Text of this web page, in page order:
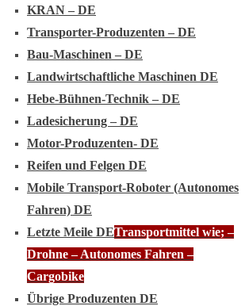
KRAN – DE
Transporter-Produzenten – DE
Bau-Maschinen – DE
Landwirtschaftliche Maschinen DE
Hebe-Bühnen-Technik – DE
Ladesicherung – DE
Motor-Produzenten- DE
Reifen und Felgen DE
Mobile Transport-Roboter (Autonomes
Fahren) DE
Letzte Meile DETransportmittel wie; –
Drohne – Autonomes Fahren –
Cargobike
Übrige Produzenten DE